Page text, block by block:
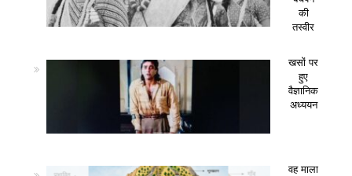
की
तस्वीर
खसों पर
हुए
वैज्ञानिक
अध्ययन
वह माला